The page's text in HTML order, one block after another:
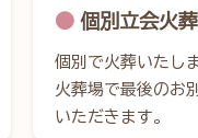
個別立会火葬
個別で火葬いたし
火葬場で最後のお
いただきます。